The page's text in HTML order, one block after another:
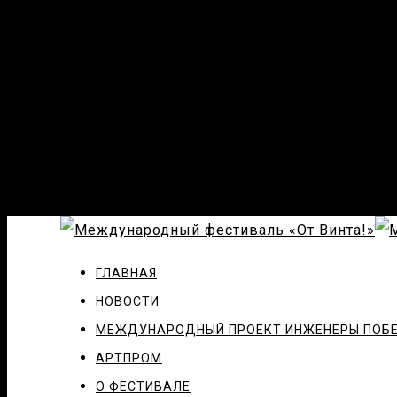
ГЛАВНАЯ
НОВОСТИ
МЕЖДУНАРОДНЫЙ ПРОЕКТ ИНЖЕНЕРЫ
АРТПРОМ
О ФЕСТИВАЛЕ